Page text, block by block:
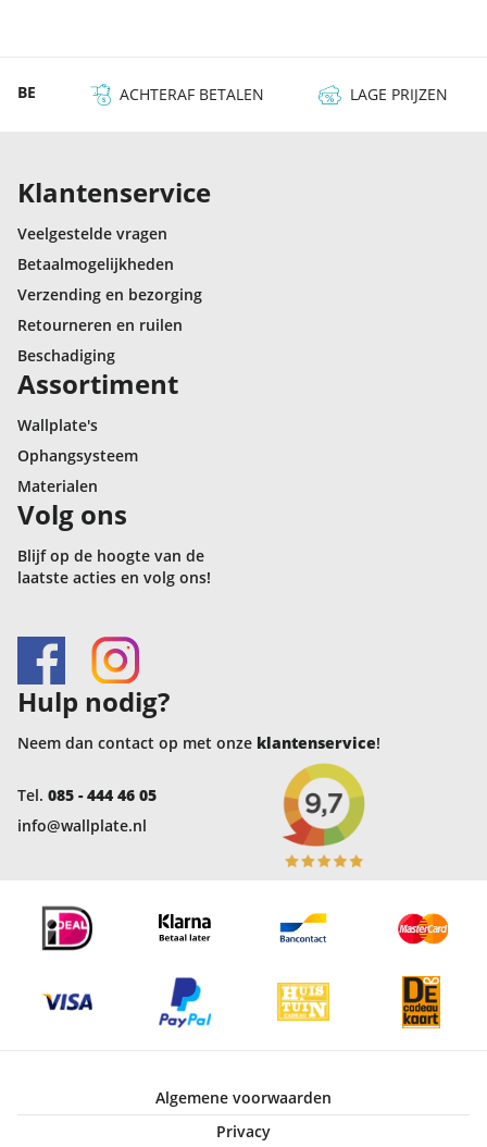
BE ACHTERAF BETALEN LAGE PRIJZEN
Klantenservice
Veelgestelde vragen
Betaalmogelijkheden
Verzending en bezorging
Retourneren en ruilen
Beschadiging
Assortiment
Wallplate's
Ophangsysteem
Materialen
Volg ons
Blijf op de hoogte van de
laatste acties en volg ons!
Hulp nodig?
Neem dan contact op met onze klantenservice!
Tel. 085 - 444 46 05
info@wallplate.nl
Algemene voorwaarden
Privacy